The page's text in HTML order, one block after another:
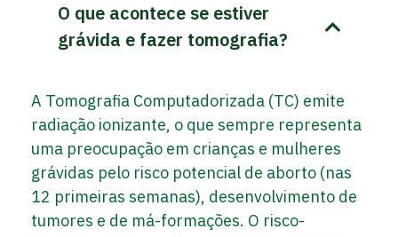
O que acontece se estiver
grávida e fazer tomografia?
A Tomografia Computadorizada (TC) emite
radiação ionizante, o que sempre representa
uma preocupação em crianças e mulheres
grávidas pelo risco potencial de aborto (nas
12 primeiras semanas), desenvolvimento de
tumores e de má-formações. O risco-